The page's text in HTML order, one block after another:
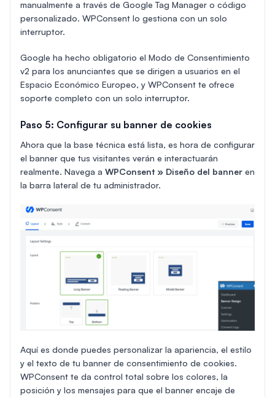
manualmente a través de Google Tag Manager o código
personalizado. WPConsent lo gestiona con un solo
interruptor.
Google ha hecho obligatorio el Modo de Consentimiento
v2 para los anunciantes que se dirigen a usuarios en el
Espacio Económico Europeo, y WPConsent te ofrece
soporte completo con un solo interruptor.
Paso 5: Configurar su banner de cookies
Ahora que la base técnica está lista, es hora de configurar
el banner que tus visitantes verán e interactuarán
realmente. Navega a WPConsent » Diseño del banner en
la barra lateral de tu administrador.
Aquí es donde puedes personalizar la apariencia, el estilo
y el texto de tu banner de consentimiento de cookies.
WPConsent te da control total sobre los colores, la
posición y los mensajes para que el banner encaje de